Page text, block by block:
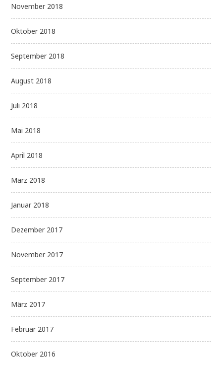
November 2018
Oktober 2018
September 2018
August 2018
Juli 2018
Mai 2018
April 2018
März 2018
Januar 2018
Dezember 2017
November 2017
September 2017
März 2017
Februar 2017
Oktober 2016